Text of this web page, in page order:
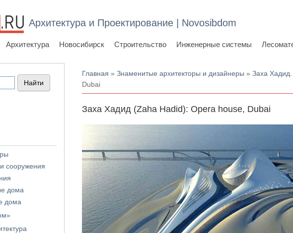
Архитектура и Проектирование | Novosibdom
Архитектура Новосибирск Строительство Инженерные системы
Вы здесь
Главная »Знаменитые архитекторы и дизайнеры »Заха
Dubai
Заха Хадид (Zaha Hadid): Opera house, Dubai
сооружения
дома
дома